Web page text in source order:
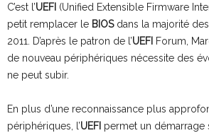
C’est l’UEFI (Unified Extensible Firmware
petit remplacer le BIOSdans la majorité des
2011. D’après le patron de l’UEFI Forum,
de nouveau périphériques nécessite des
ne peut subir.
En plus d’une reconnaissance plus
périphériques, l’UEFI permet un démarrage